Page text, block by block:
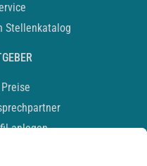
Stellenkatalog
anlegen